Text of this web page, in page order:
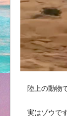
陸上の動物
実はゾウです